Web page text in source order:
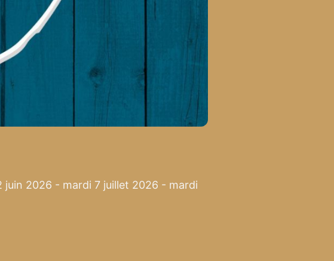
2026 - mardi 7 juillet 2026 - mardi